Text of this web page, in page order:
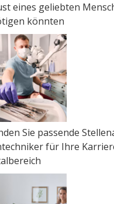
eines geliebten
könnten
Sie passende
für Ihre